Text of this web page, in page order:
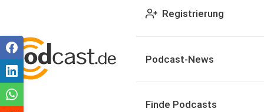
Registrierung
Podcast-News
Finde Podcasts